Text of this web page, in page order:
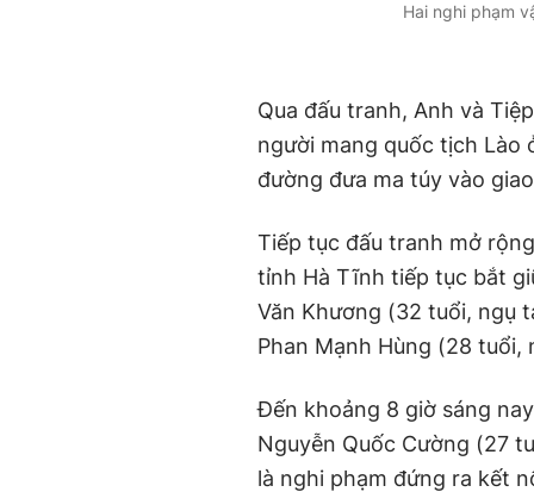
Hai nghi phạm
Qua đấu tranh, Anh và
người mang quốc tịch Lào
đường đưa ma túy vào
Tiếp tục đấu tranh mở
tỉnh Hà Tĩnh tiếp tục bắt
Văn Khương (32 tuổi, ngụ
Phan Mạnh Hùng (28 tuổi,
Đến khoảng 8 giờ sáng
Nguyễn Quốc Cường (27
là nghi phạm đứng ra kết